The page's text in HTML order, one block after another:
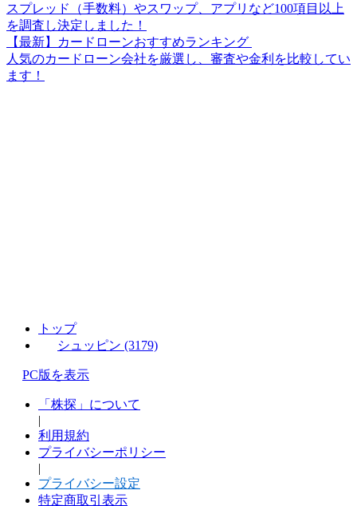
スプレッド（手数料）やスワップ、アプリなど100項目以上
を調査し決定しました！
【最新】カードローンおすすめランキング
人気のカードローン会社を厳選し、審査や金利を比較してい
ます！
トップ
シュッピン (3179)
PC版を表示
「株探」について
|
利用規約
プライバシーポリシー
|
プライバシー設定
特定商取引表示